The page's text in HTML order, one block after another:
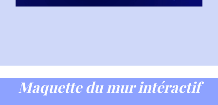
Maquette du mur intéractif